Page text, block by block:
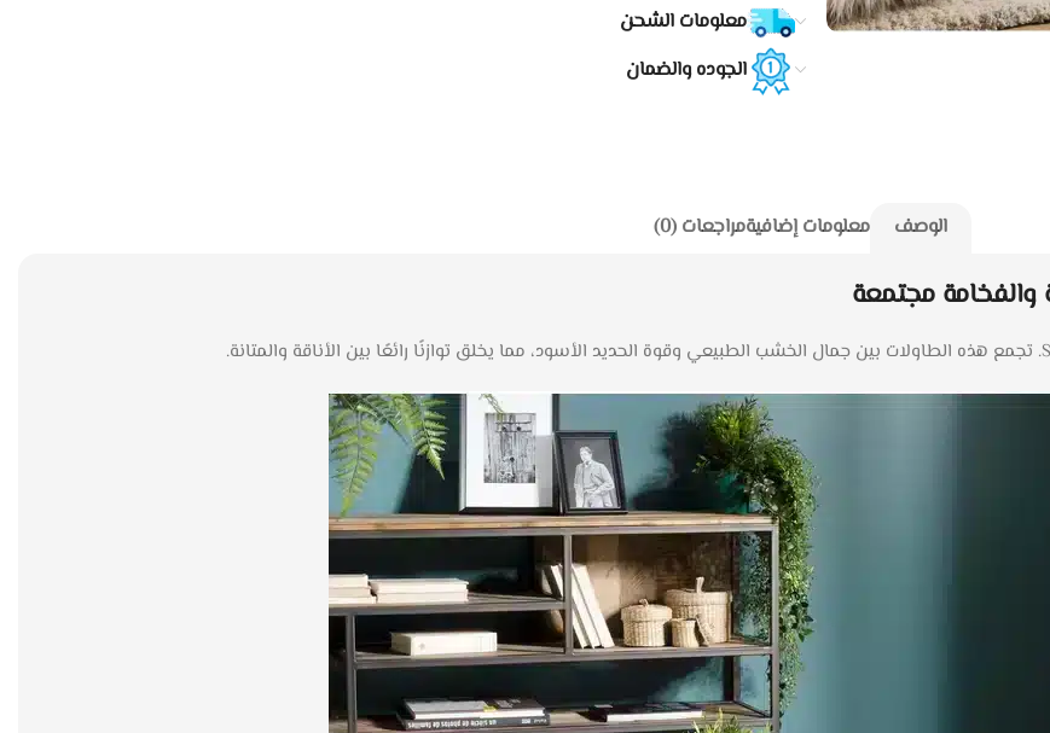
معلومات الشحن
الجوده والضمان
الوصف معلومات إضافيةمراجعات (0)
مجتمعة